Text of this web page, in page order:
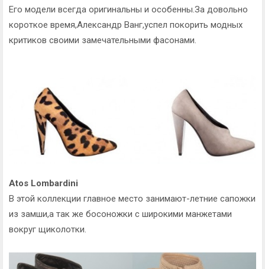
Его модели всегда оригинальны и особенны.За довольно
короткое время,Александр Ванг,успел покорить модных
критиков своими замечательными фасонами.
Atos Lombardini
В этой коллекции главное место занимают-летние сапожки
из замши,а так же босоножки с широкими манжетами
вокруг щиколотки.